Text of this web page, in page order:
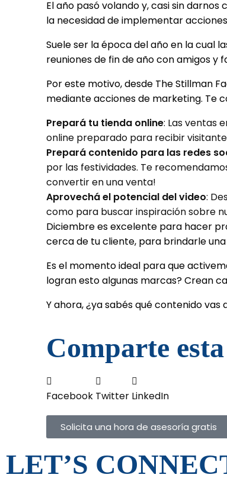
El año pasó volando y, casi sin
la necesidad de implementar
Suele ser la época del año en la cual
reuniones de fin de año con amigos y
Por este motivo, desde The Stillman
mediante acciones de marketing. Te
Prepará tu tienda online: Las ventas
online preparado para recibir
Prepará contenido para las redes
por las festividades. Te
convertir en una venta!
Aprovechá el potencial del video:
como para buscar inspiración sobre
Diciembre es excelente para hacer
cerca de tu cliente, para brindarle una
Es el momento ideal para que
logran esto algunas marcas? Crean
Y ahora, ¿ya sabés qué contenido
Comparte
Facebook Twitter LinkedIn
Solicita una hora de asesoría gratis
LET’S